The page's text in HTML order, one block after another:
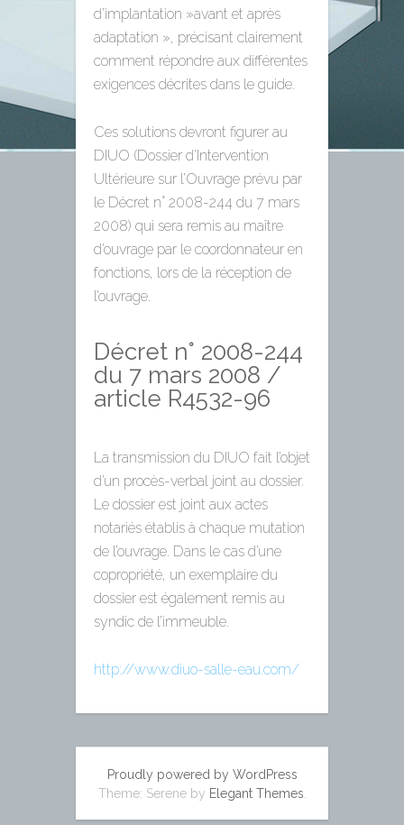
d’implantation »avant et après
adaptation », précisant clairement
comment répondre aux différentes
exigences décrites dans le guide.
Ces solutions devront figurer au
DIUO (Dossier d’Intervention
Ultérieure sur l’Ouvrage prévu par
le Décret n° 2008-244 du 7 mars
2008) qui sera remis au maître
d’ouvrage par le coordonnateur en
fonctions, lors de la réception de
l’ouvrage.
Décret n° 2008-244
du 7 mars 2008 /
article R4532-96
La transmission du DIUO fait l’objet
d’un procès-verbal joint au dossier.
Le dossier est joint aux actes
notariés établis à chaque mutation
de l’ouvrage. Dans le cas d’une
copropriété, un exemplaire du
dossier est également remis au
syndic de l’immeuble.
http://www.diuo-salle-eau.com/
Proudly powered by WordPress
Theme: Serene by Elegant Themes